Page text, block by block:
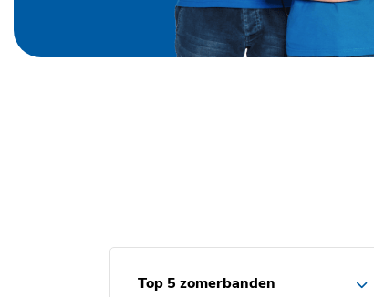
Top 5 zomerbanden